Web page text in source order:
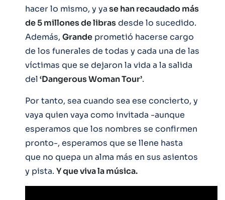
hacer lo mismo, y yase han recaudado más
de 5 millones de librasdesde lo sucedido.
Además, Grande prometió hacerse cargo
de los funerales de todas y cada una de las
víctimas que se dejaron la vida a la salida
del‘Dangerous Woman Tour’.
Por tanto, sea cuando sea ese concierto, y
vaya quien vaya como invitada -aunque
esperamos que los nombres se confirmen
pronto-, esperamos que se llene hasta
que no quepa un alma más en sus asientos
y pista. Y que viva la música.